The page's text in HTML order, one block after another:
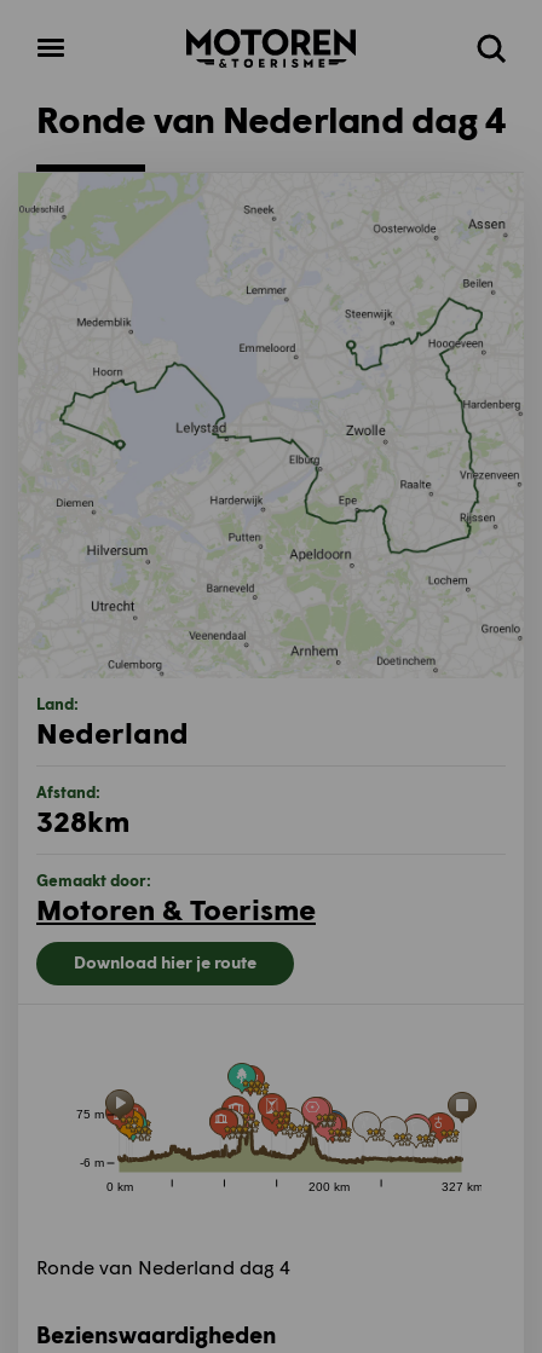
Open
Homepage Zoeken
Ronde van Nederland dag 4
0 km 200 km 327 km
-6 m
75 m
Ronde van Nederland dag 4
Bezienswaardigheden
Land:
Nederland
Afstand:
328km
Gemaakt door:
Motoren & Toerisme
Download hier je route